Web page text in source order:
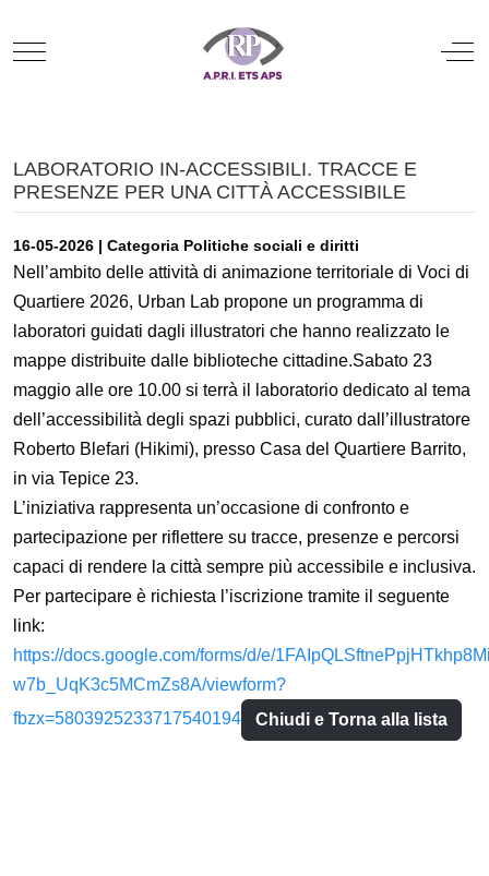
Mobile Menu Toggle Off-
LABORATORIO IN-ACCESSIBILI. TRACCE E
PRESENZE PER UNA CITTÀ ACCESSIBILE
16-05-2026 | Categoria Politiche sociali e diritti
Nell’ambito delle attività di animazione territoriale di Voci di
Quartiere 2026, Urban Lab propone un programma di
laboratori guidati dagli illustratori che hanno realizzato le
mappe distribuite dalle biblioteche cittadine.Sabato 23
maggio alle ore 10.00 si terrà il laboratorio dedicato al tema
dell’accessibilità degli spazi pubblici, curato dall’illustratore
Roberto Blefari (Hikimi), presso Casa del Quartiere Barrito,
in via Tepice 23.
L’iniziativa rappresenta un’occasione di confronto e
partecipazione per riflettere su tracce, presenze e percorsi
capaci di rendere la città sempre più accessibile e inclusiva.
Per partecipare è richiesta l’iscrizione tramite il seguente
link:
https://docs.google.com/forms/d/e/
w7b_UqK3c5MCmZs8A/viewform?
fbzx=5803925233717540194
Chiudi e Torna alla lista